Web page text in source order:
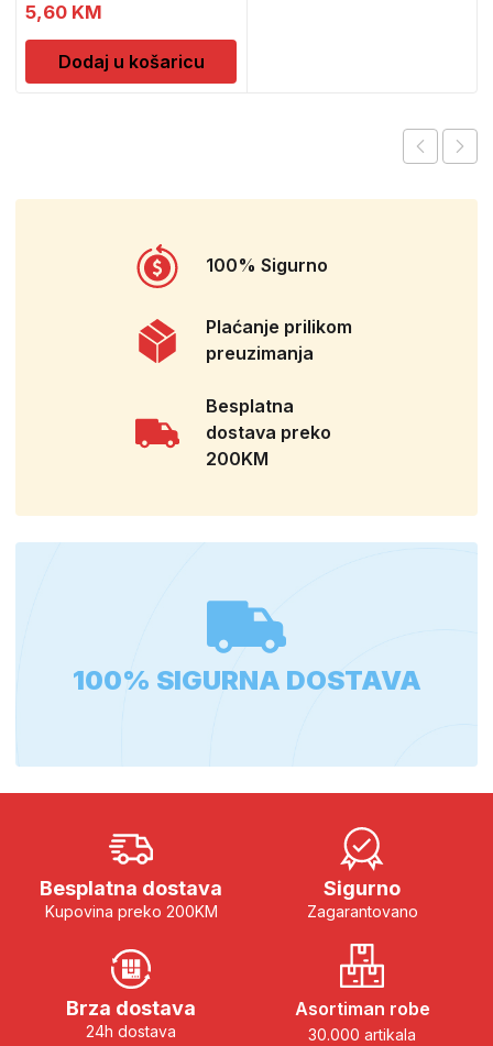
5,60 KM
Dodaj u košaricu
100% Sigurno
Plaćanje prilikom
preuzimanja
Besplatna
dostava preko
200KM
100% SIGURNA DOSTAVA
Besplatna dostava
Kupovina preko 200KM
Sigurno
Zagarantovano
Brza dostava
24h dostava
Asortiman robe
30.000 artikala